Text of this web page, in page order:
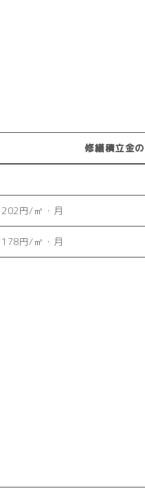
修繕積立金
202円/㎡・月
178円/㎡・月